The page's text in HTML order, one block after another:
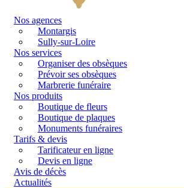
Nos agences
Montargis
Sully-sur-Loire
Nos services
Organiser des obsèques
Prévoir ses obsèques
Marbrerie funéraire
Nos produits
Boutique de fleurs
Boutique de plaques
Monuments funéraires
Tarifs & devis
Tarificateur en ligne
Devis en ligne
Avis de décès
Actualités